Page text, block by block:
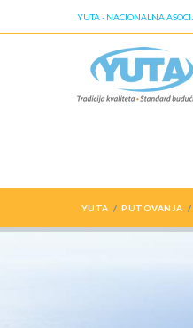
YUTA - NACIONALNA
YUTA PUTOVANJA